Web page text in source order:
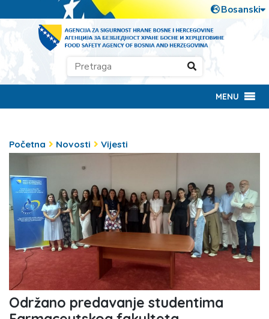
MENU
Početna Novosti Vijesti
Održano predavanje studentima